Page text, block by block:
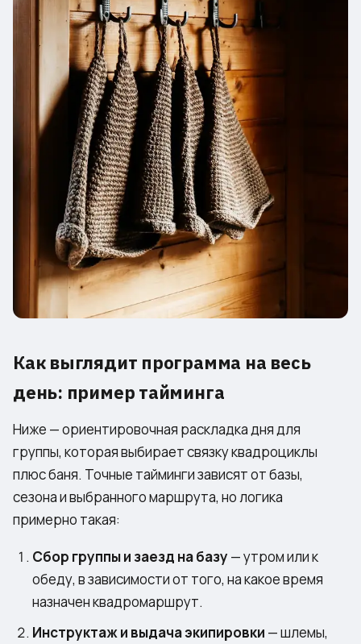
Как выглядит программа на весь
день: пример тайминга
Ниже — ориентировочная раскладка дня для
группы, которая выбирает связку квадроциклы
плюс баня. Точные тайминги зависят от базы,
сезона и выбранного маршрута, но логика
примерно такая:
Сбор группы и заезд на базу — утром или к
обеду, в зависимости от того, на какое время
назначен квадромаршрут.
Инструктаж и выдача экипировки — шлемы,